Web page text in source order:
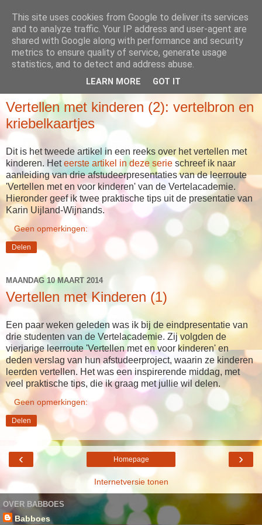
Babboes' blog
... meer dan alleen maar verhalen
Vertellen met kinderen (2): vertelbron en
kriebelkaartjes
Dit is het tweede artikel in een reeks over het vertellen met
kinderen. Heteerste artikel in deze serie schreef ik naar
aanleiding van drie afstudeerpresentaties van de leerroute
'Vertellen met en voor kinderen' van de Vertelacademie.
Hieronder geef ik twee praktische tips uit de presentatie van
Karin Uijland-Wijnands.
Geen opmerkingen:
Delen
MAANDAG 10 MAART 2014
Vertellen met Kinderen (1)
Een paar weken geleden was ik bij de eindpresentatie van
drie studenten van de Vertelacademie. Zij volgden de
vierjarige leerroute 'Vertellen met en voor kinderen' en
deden verslag van hun afstudeerproject, waarin ze kinderen
leerden vertellen. Het was een inspirerende middag, met
veel praktische tips, die ik graag met jullie wil delen.
Geen opmerkingen:
Delen
‹ ›
Homepage
Internetversie tonen
OVER BABBOES
Babboes
This site uses cookies from Google to deliver its services
and to analyze traffic. Your IP address and user-agent are
shared with Google along with performance and security
metrics to ensure quality of service, generate usage
statistics, and to detect and address abuse.
LEARN MORE GOT IT